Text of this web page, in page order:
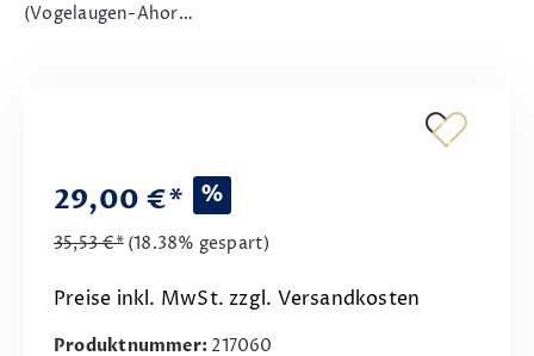
(Vogelaugen-Ahor…
29,00 €* %
35,53 €* (18.38% gespart)
Preise inkl. MwSt. zzgl. Versandkosten
Produktnummer: 217060